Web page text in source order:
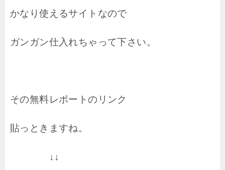
かなり使えるサイトなので
ガンガン仕入れちゃって下さい。
その無料レポートのリンク
貼っときますね。
↓↓